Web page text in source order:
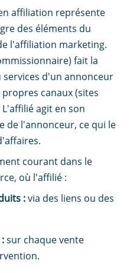
affiliation représente
des éléments du
l'affiliation marketing.
fait la
d'un annonceur
canaux (sites
agit en son
de l'annonceur, ce qui le
courant dans le
où l'affilié :
:via des liens ou des
sur chaque vente